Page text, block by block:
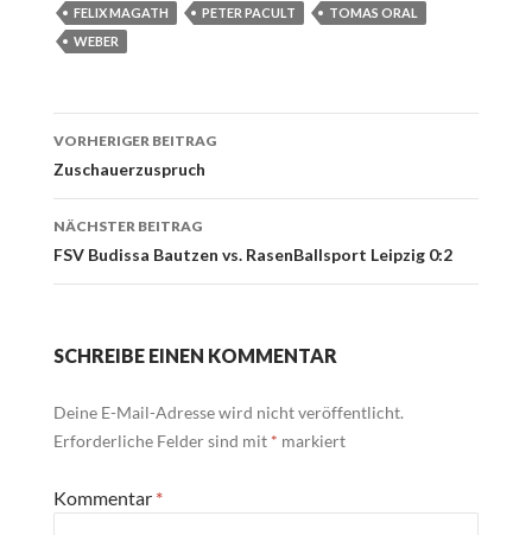
FELIX MAGATH PETER PACULT
TOMAS ORAL
WEBER
Beitrags-
Navigation
VORHERIGER BEITRAG
Zuschauerzuspruch
NÄCHSTER BEITRAG
FSV Budissa Bautzen vs. RasenBallsport Leipzig 0:2
SCHREIBE EINEN KOMMENTAR
Deine E-Mail-Adresse wird nicht veröffentlicht.
Erforderliche Felder sind mit * markiert
Kommentar *